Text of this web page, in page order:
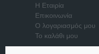
Η Εταιρία
Επικοινωνία
Ο λογαριασμός μου
Το καλάθι μου